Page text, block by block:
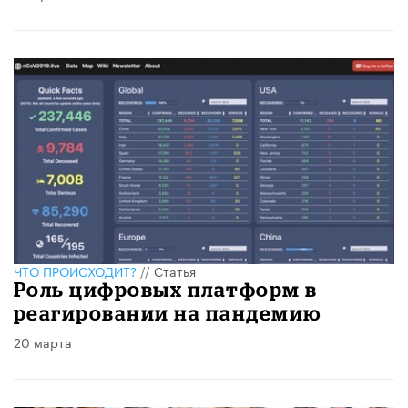
ЧТО ПРОИСХОДИТ?//Статья
Роль цифровых платформ в
реагировании на пандемию
20 марта